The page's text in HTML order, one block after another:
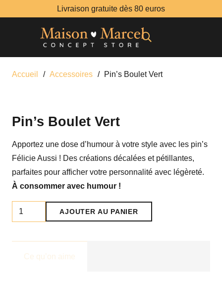
Livraison gratuite dès 80 euros
Accueil / Accessoires / Pin’s Boulet Vert
Pin’s Boulet Vert
Apportez une dose d’humour à votre style avec les pin’s
Félicie Aussi ! Des créations décalées et pétillantes,
parfaites pour afficher votre personnalité avec légèreté.
À consommer avec humour !
quantité
de
AJOUTER AU PANIER
Ce qu’on aime